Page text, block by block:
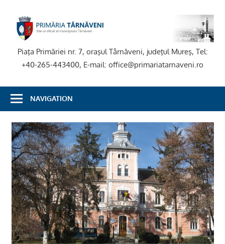
content
Piaţa Primăriei nr. 7, oraşul Târnăveni, judeţul Mureş, Tel:
+40-265-443400, E-mail: office@primariatarnaveni.ro
NAVIGATION